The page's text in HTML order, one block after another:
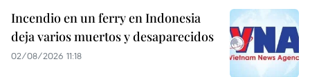
Incendio en un ferry en Indonesia
deja varios muertos y desaparecidos
02/08/2026 11:18